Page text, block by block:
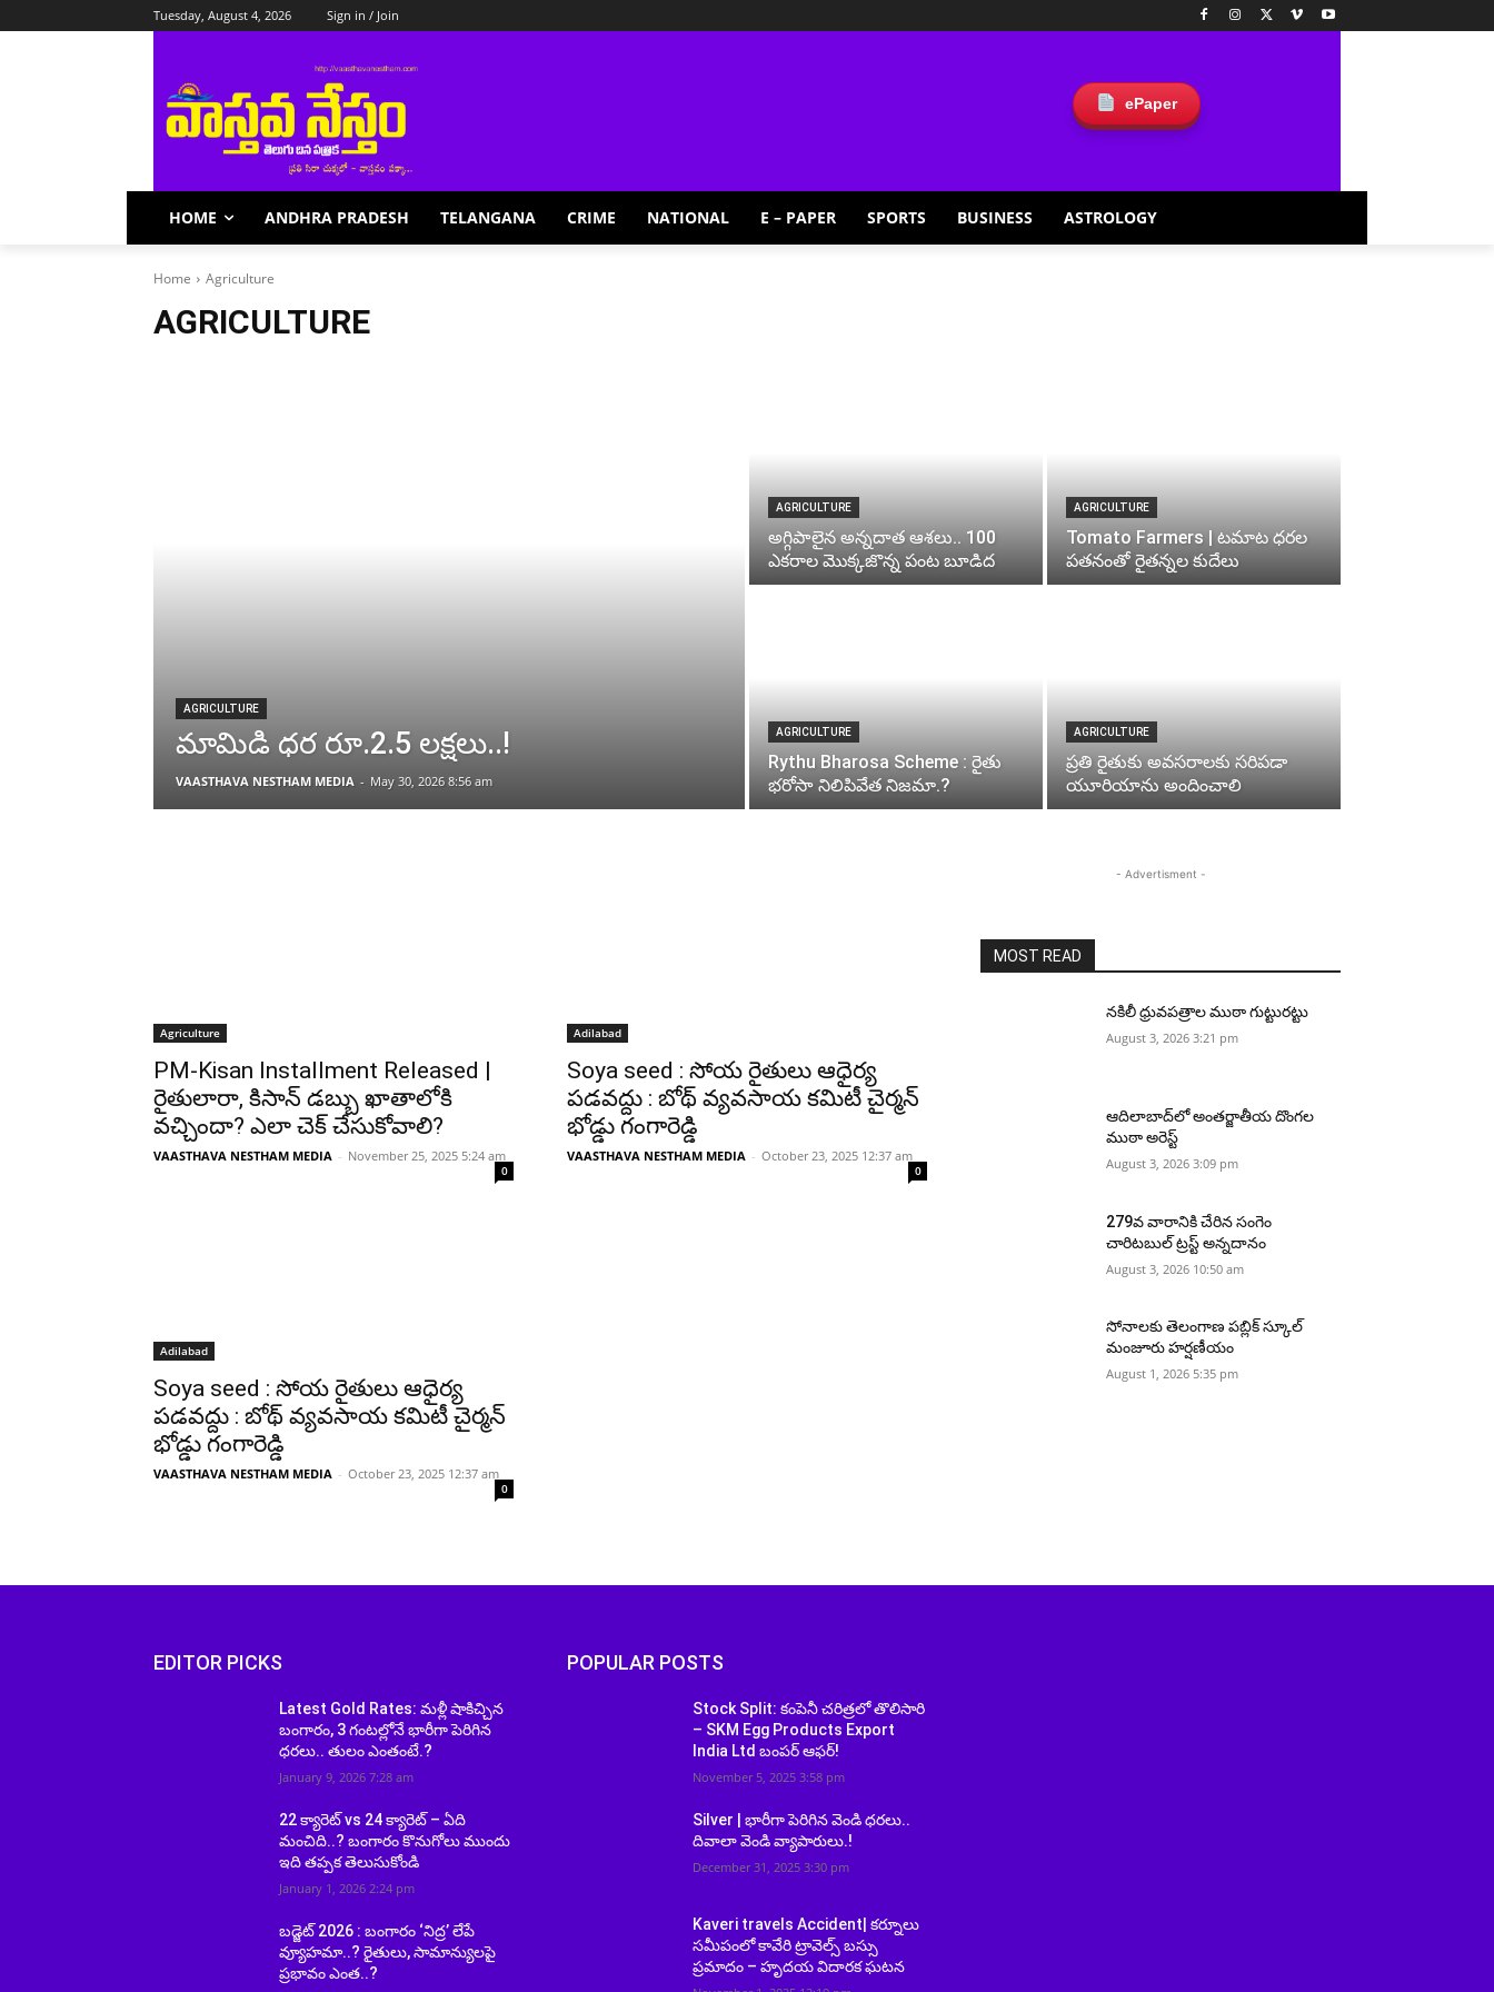
Tuesday, August 4, 2026 Sign in / Join
ePaper
HOME ANDHRA PRADESH TELANGANA CRIME NATIONAL E – PAPER SPORTS BUSINESS ASTROLOGY
Home Agriculture
AGRICULTURE
AGRICULTURE
మామిడి ధర రూ.2.5 లక్షలు..!
VAASTHAVA NESTHAM MEDIA - May 30, 2026 8:56 am
AGRICULTURE
అగ్గిపాలైన అన్నదాత ఆశలు.. 100
ఎకరాల మొక్కజొన్న పంట బూడిద
AGRICULTURE
Tomato Farmers | టమాట ధరల
పతనంతో రైతన్నల కుదేలు
AGRICULTURE
Rythu Bharosa Scheme : రైతు
భరోసా నిలిపివేత నిజమా.?
AGRICULTURE
ప్రతి రైతుకు అవసరాలకు సరిపడా
యూరియాను అందించాలి
Agriculture
PM-Kisan Installment Released |
రైతులారా, కిసాన్ డబ్బు ఖాతాలోకి
వచ్చిందా? ఎలా చెక్ చేసుకోవాలి?
VAASTHAVA NESTHAM MEDIA - November 25, 2025 5:24 am
0
Adilabad
Soya seed : సోయ రైతులు ఆధైర్య
పడవద్దు : బోథ్ వ్యవసాయ కమిటీ చైర్మన్
భోడ్డు గంగారెడ్డి
VAASTHAVA NESTHAM MEDIA - October 23, 2025 12:37 am
0
Adilabad
Soya seed : సోయ రైతులు ఆధైర్య
పడవద్దు : బోథ్ వ్యవసాయ కమిటీ చైర్మన్
భోడ్డు గంగారెడ్డి
VAASTHAVA NESTHAM MEDIA - October 23, 2025 12:37 am
0
- Advertisment -
MOST READ
నకిలీ ధ్రువపత్రాల ముఠా గుట్టురట్టు
August 3, 2026 3:21 pm
ఆదిలాబాద్‌లో అంతర్జాతీయ దొంగల
ముఠా అరెస్ట్
August 3, 2026 3:09 pm
279వ వారానికి చేరిన సంగెం
చారిటబుల్ ట్రస్ట్ అన్నదానం
August 3, 2026 10:50 am
సోనాలకు తెలంగాణ పబ్లిక్ స్కూల్
మంజూరు హర్షణీయం
August 1, 2026 5:35 pm
EDITOR PICKS
Latest Gold Rates: మళ్లీ షాకిచ్చిన
బంగారం, 3 గంటల్లోనే భారీగా పెరిగిన
ధరలు.. తులం ఎంతంటే.?
January 9, 2026 7:28 am
22 క్యారెట్ vs 24 క్యారెట్ – ఏది
మంచిది..? బంగారం కొనుగోలు ముందు
ఇది తప్పక తెలుసుకోండి
January 1, 2026 2:24 pm
బడ్జెట్ 2026 : బంగారం ‘నిద్ర’ లేపే
వ్యూహమా..? రైతులు, సామాన్యులపై
ప్రభావం ఎంత..?
POPULAR POSTS
Stock Split: కంపెనీ చరిత్రలో తొలిసారి
– SKM Egg Products Export
India Ltd బంపర్ ఆఫర్!
November 5, 2025 3:58 pm
Silver | భారీగా పెరిగిన వెండి ధరలు..
దివాలా వెండి వ్యాపారులు.!
December 31, 2025 3:30 pm
Kaveri travels Accident| కర్నూలు
సమీపంలో కావేరి ట్రావెల్స్ బస్సు
ప్రమాదం – హృదయ విదారక ఘటన